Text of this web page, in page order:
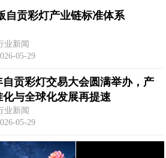
自贡彩灯产业链标准体系
业新闻
05-29
自贡彩灯交易大会圆满举办，产
化与全球化发展再提速
业新闻
05-29